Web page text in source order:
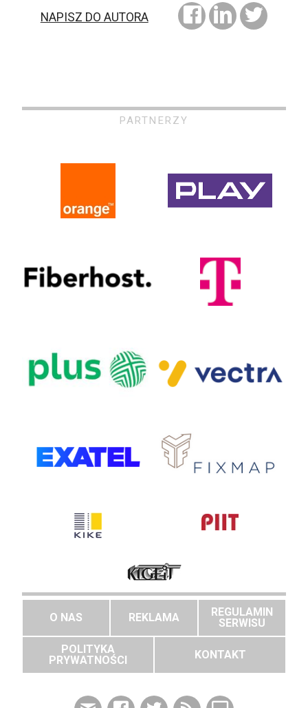
NAPISZ DO AUTORA
PARTNERZY
O NAS REKLAMA
REGULAMIN
SERWISU
POLITYKA
PRYWATNOŚCI
KONTAKT